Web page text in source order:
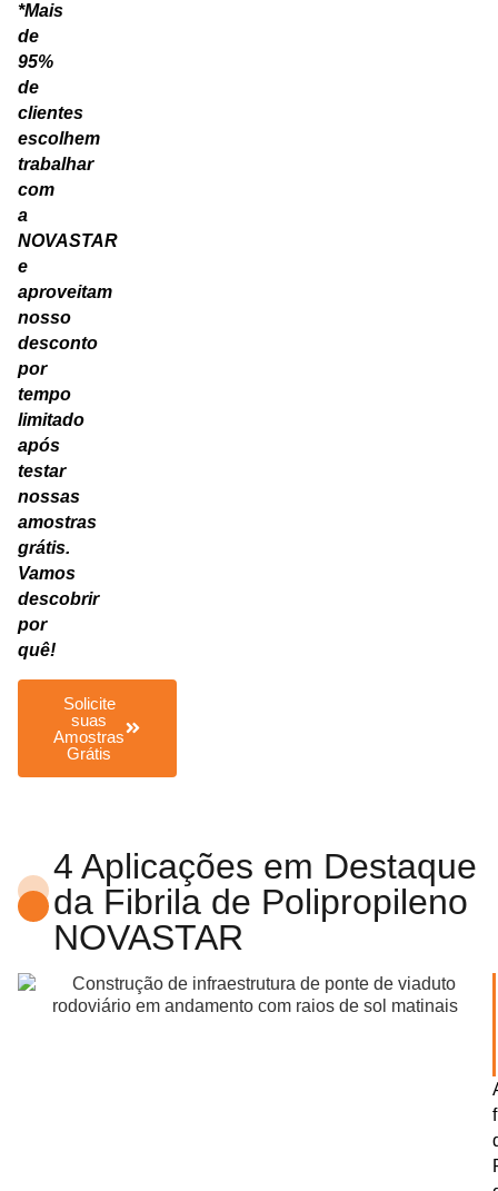
*Mais
de
95%
de
clientes
escolhem
trabalhar
com
a
NOVASTAR
e
aproveitam
nosso
desconto
por
tempo
limitado
após
testar
nossas
amostras
grátis.
Vamos
descobrir
por
quê!
Solicite
suas
Amostras
Grátis
4 Aplicações em Destaque
da Fibrila de Polipropileno
NOVASTAR